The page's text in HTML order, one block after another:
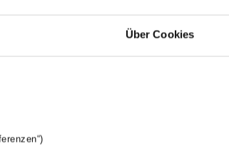
Über Cookies
S012
1/2"